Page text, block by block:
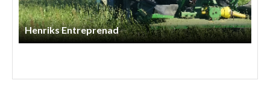
Lindbergs Entreprenad Och Gårdstjänst